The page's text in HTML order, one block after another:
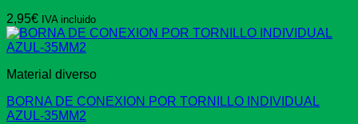
2,95€ IVA incluido
Material diverso
BORNA DE CONEXION POR TORNILLO INDIVIDUAL
AZUL-35MM2